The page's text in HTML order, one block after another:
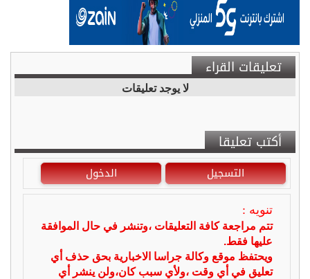
تعليقات القراء
لا يوجد تعليقات
أكتب تعليقا
التسجيل الدخول
تنويه :
تتم مراجعة كافة التعليقات ،وتنشر في حال الموافقة
عليها فقط.
ويحتفظ موقع وكالة جراسا الاخبارية بحق حذف أي
تعليق في أي وقت ،ولأي سبب كان،ولن ينشر أي